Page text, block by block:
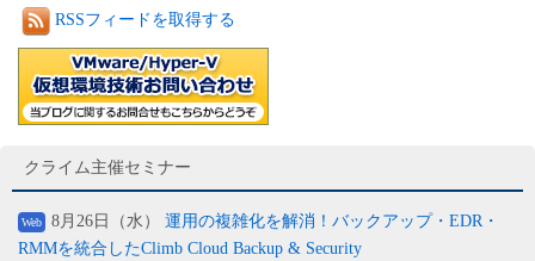
RSSフィードを取得する
クライム主催セミナー
Web 8月26日（水） 運用の複雑化を解消！バックアップ・EDR・
RMMを統合したClimb Cloud Backup & Security